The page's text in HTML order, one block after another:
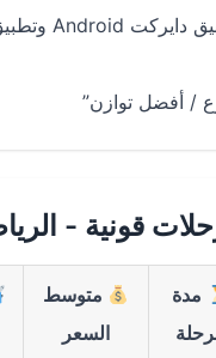
/ أفضل توازن”
قونية -
مدة
متوسط
السعر